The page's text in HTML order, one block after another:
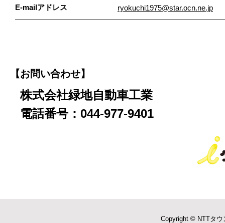
E-mailアドレス ryokuchi1975@star.ocn.ne.jp
【お問い合わせ】
株式会社緑地自動車工業
電話番号：044-977-9401
Copyright © NTTタウ